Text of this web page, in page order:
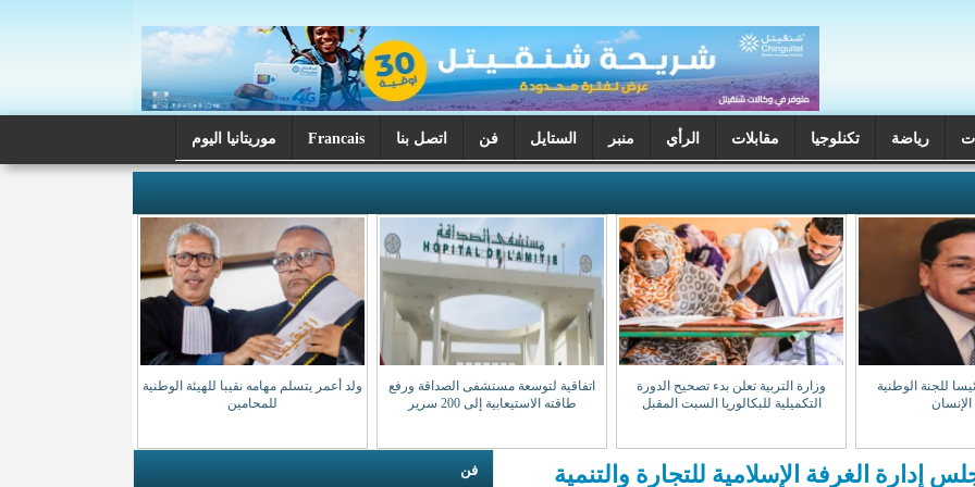
رياضة تكنلوجيا مقابلات الرأي منبر الستايل فن اتصل بنا Francais موريتانيا اليوم
للجنة الوطنية
وزارة التربية تعلن بدء تصحيح الدورة
التكميلية للبكالوريا السبت المقبل
اتفاقية لتوسعة مستشفى الصداقة ورفع
طاقته الاستيعابية إلى 200 سرير
ولد أعمر يتسلم مهامه نقيبا للهيئة الوطنية
للمحامين
فن الغرفة الإسلامية للتجارة والتنمية